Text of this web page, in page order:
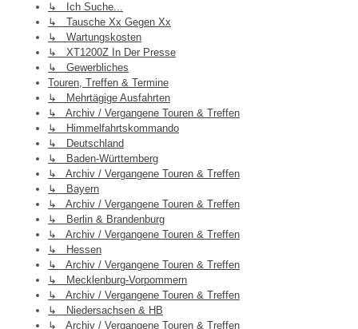
↳ Ich Suche...
↳ Tausche Xx Gegen Xx
↳ Wartungskosten
↳ XT1200Z In Der Presse
↳ Gewerbliches
Touren, Treffen & Termine
↳ Mehrtägige Ausfahrten
↳ Archiv / Vergangene Touren & Treffen
↳ Himmelfahrtskommando
↳ Deutschland
↳ Baden-Württemberg
↳ Archiv / Vergangene Touren & Treffen
↳ Bayern
↳ Archiv / Vergangene Touren & Treffen
↳ Berlin & Brandenburg
↳ Archiv / Vergangene Touren & Treffen
↳ Hessen
↳ Archiv / Vergangene Touren & Treffen
↳ Mecklenburg-Vorpommern
↳ Archiv / Vergangene Touren & Treffen
↳ Niedersachsen & HB
↳ Archiv / Vergangene Touren & Treffen